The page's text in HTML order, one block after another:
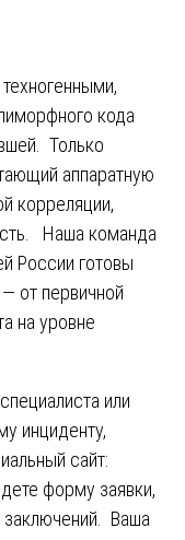
кода
Только
аппаратную
корреляции,
Наша команда
России готовы
от первичной
на уровне
или
инциденту,
сайт:
форму заявки,
Ваша